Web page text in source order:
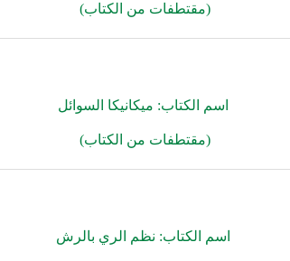
(مقتطفات من الكتاب)
اسم الكتاب: ميكانيكا السوائل
(مقتطفات من الكتاب)
اسم الكتاب: نظم الري بالرش